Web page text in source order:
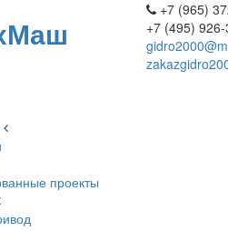
+7 (965)
+7 (495)
проекты